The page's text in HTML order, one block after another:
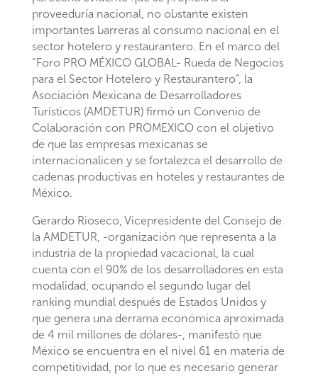
proveeduría nacional, no obstante existen
importantes barreras al consumo nacional en el
sector hotelero y restaurantero. En el marco del
“Foro PRO MÉXICO GLOBAL- Rueda de Negocios
para el Sector Hotelero y Restaurantero”, la
Asociación Mexicana de Desarrolladores
Turísticos (AMDETUR) firmó un Convenio de
Colaboración con PROMEXICO con el objetivo
de que las empresas mexicanas se
internacionalicen y se fortalezca el desarrollo de
cadenas productivas en hoteles y restaurantes de
México.
Gerardo Rioseco, Vicepresidente del Consejo de
la AMDETUR, -organización que representa a la
industria de la propiedad vacacional, la cual
cuenta con el 90% de los desarrolladores en esta
modalidad, ocupando el segundo lugar del
ranking mundial después de Estados Unidos y
que genera una derrama económica aproximada
de 4 mil millones de dólares-, manifestó que
México se encuentra en el nivel 61 en materia de
competitividad, por lo que es necesario generar